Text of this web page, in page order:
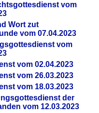
vom
Wort zut
vom 07.04.2023
vom
vom 02.04.2023
vom 26.03.2023
vom 18.03.2023
der
vom 12.03.2023